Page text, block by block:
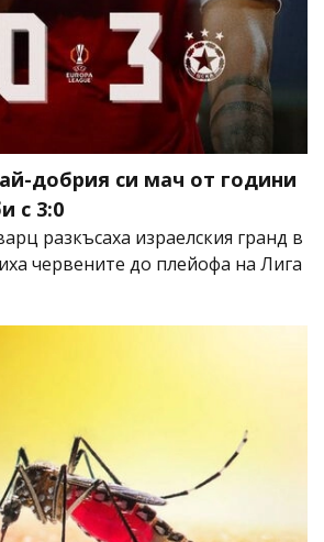
добрия си мач от години
с 3:0
разкъсаха израелския гранд в
червените до плейофа на Лига